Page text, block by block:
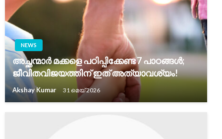
NEWS
അച്ഛന്മാർ മക്കളെ പഠിപ്പിക്കേണ്ട 7 പാഠങ്ങൾ;
ജീവിതവിജയത്തിന് ഇത് അത്യാവശ്യം!
Akshay Kumar 31 മെയ്‌ 2026